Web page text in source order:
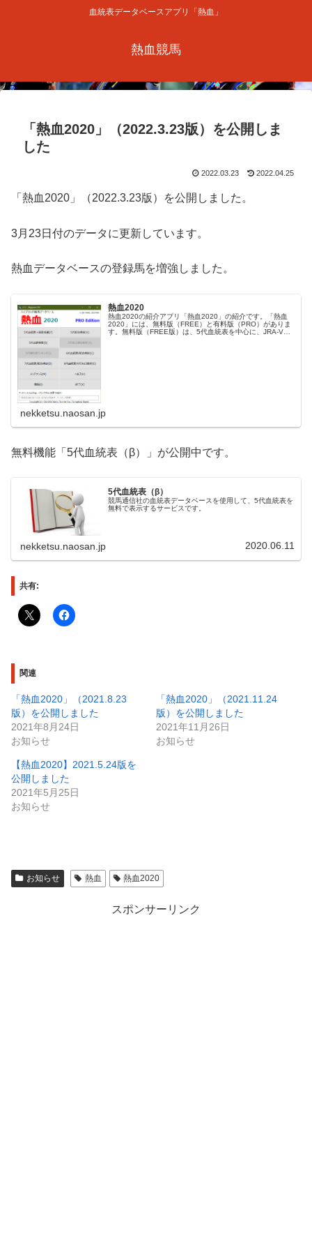
血統表データベースアプリ「熱血」
熱血競馬
「熱血2020」（2022.3.23版）を公開しま
した
2022.03.23 2022.04.25
「熱血2020」（2022.3.23版）を公開しました。
3月23日付のデータに更新しています。
熱血データベースの登録馬を増強しました。
熱血2020
熱血2020の紹介アプリ「熱血2020」の紹介です。「熱血
2020」には、無料版（FREE）と有料版（PRO）がありま
す。無料版（FREE版）は、5代血統表を中心に、JRA-VAN
nekketsu.naosan.jp
無料機能「5代血統表（β）」が公開中です。
5代血統表（β）
競馬通信社の血統表データベースを使用して、5代血統表を
無料で表示するサービスです。
nekketsu.naosan.jp 2020.06.11
共有:
関連
「熱血2020」（2021.8.23
版）を公開しました
2021年8月24日
お知らせ
「熱血2020」（2021.11.24
版）を公開しました
2021年11月26日
お知らせ
【熱血2020】2021.5.24版を
公開しました
2021年5月25日
お知らせ
お知らせ 熱血 熱血2020
スポンサーリンク